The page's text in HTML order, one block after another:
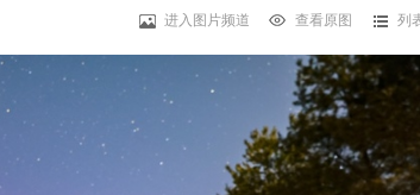
进入图片频道 查看原图 列